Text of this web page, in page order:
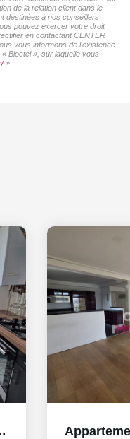
de la relation client dans le
destinées à nos conseillers
pouvez exercer votre droit
en contactant CENTER
vous informons de l'existence
Bloctel », sur laquelle vous
»
48 m2